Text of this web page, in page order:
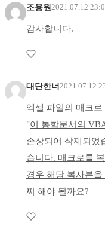
조용원 2021.07.12
감사합니다.
대단한너 2021.07.12
엑셀 파일의 매크
"이 통합문서의
손상되어 삭제되었
습니다. 매크로를
경우 해당 복사본
찌 해야 될까요?